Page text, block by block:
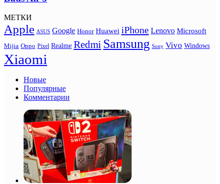
МЕТКИ
Apple ASUS Google Honor Huawei iPhone Lenovo Microsoft
Mijia Oppo Pixel Realme Redmi Samsung Sony Vivo Windows
Xiaomi
Новые
Популярные
Комментарии